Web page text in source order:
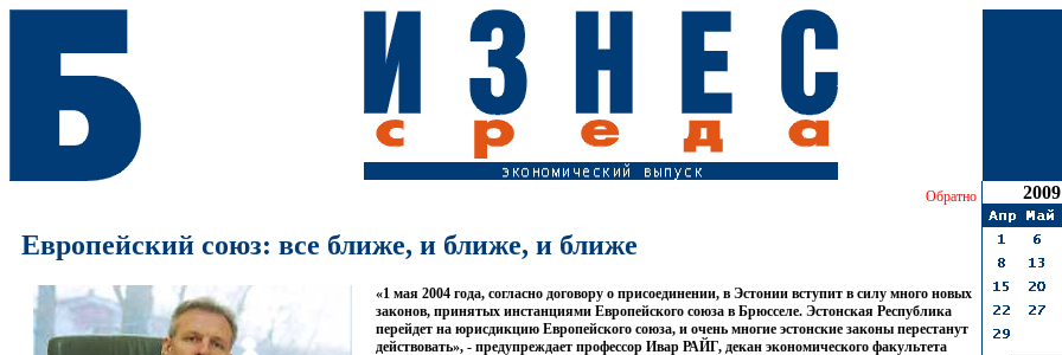
Обратно
Европейский союз: все ближе, и ближе, и ближе
«1 мая 2004 года, согласно договору о присоединении, в Эстонии вступит в силу много новых
законов, принятых инстанциями Европейского союза в Брюсселе. Эстонская Республика
перейдет на юрисдикцию Европейского союза, и очень многие эстонские законы перестанут
действовать», - предупреждает профессор Ивар РАЙГ, декан экономического факультета
2009